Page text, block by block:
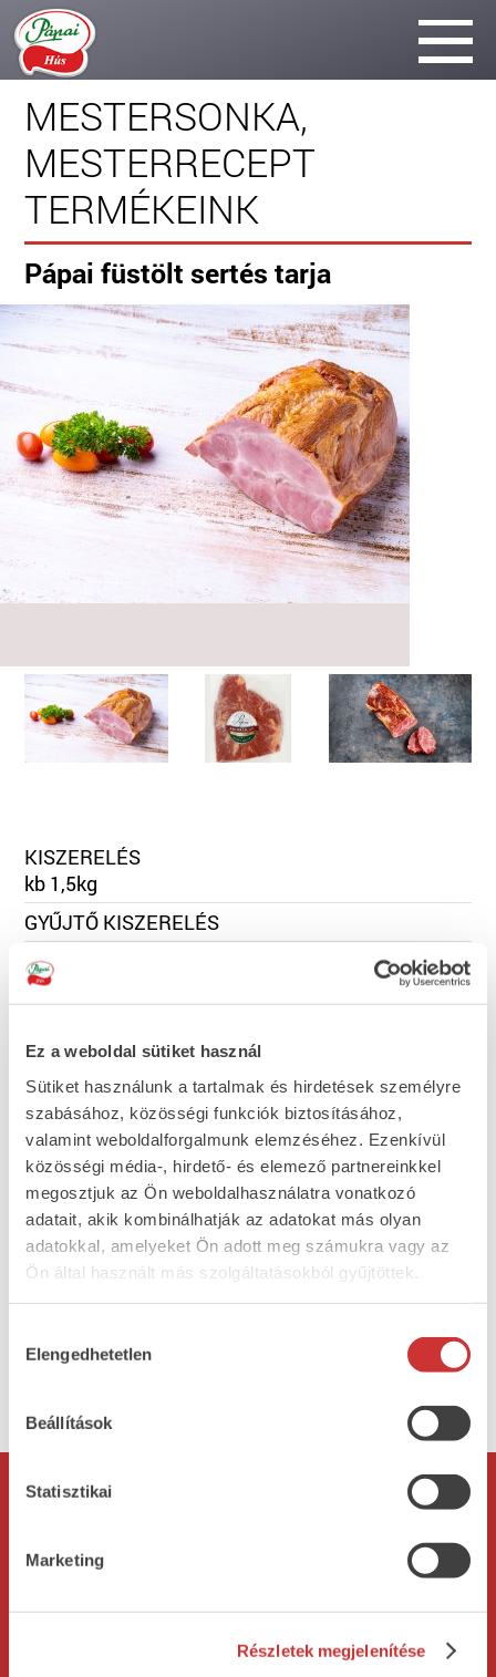
Ez a weboldal sütiket használ
Sütiket használunk a tartalmak és hirdetések személyre
szabásához, közösségi funkciók biztosításához,
valamint weboldalforgalmunk elemzéséhez. Ezenkívül
közösségi média-, hirdető- és elemező partnereinkkel
megosztjuk az Ön weboldalhasználatra vonatkozó
adatait, akik kombinálhatják az adatokat más olyan
adatokkal, amelyeket Ön adott meg számukra vagy az
Ön által használt más szolgáltatásokból gyűjtöttek.
kiválasztása
Elengedhetetlen
Beállítások
Statisztikai
Marketing
Részletek megjelenítése
MESTERSONKA,
MESTERRECEPT
TERMÉKEINK
Pápai füstölt sertés tarja
KISZERELÉS
kb 1,5kg
GYŰJTŐ KISZERELÉS
TÁROLÁS, SZAVATOSSÁG
0 és +5 °C közötti hőmérsékleten, 35 nap
sertés csont nélküli tarja (95%), víz, étkezési só,
dextróz, cukor, emulgeálószer (E451), ízfokozó
(E621), antioxidáns (E301), aroma, tartósítószerek
(E250, E252).
ALLERGÉNEK
ÁTLAGOS TÁPÉRTÉK
(100g termékben)
Energia 1095kJ/264kcal; Zsír 21g, amelyből
Rólunk
Bemutatkozás